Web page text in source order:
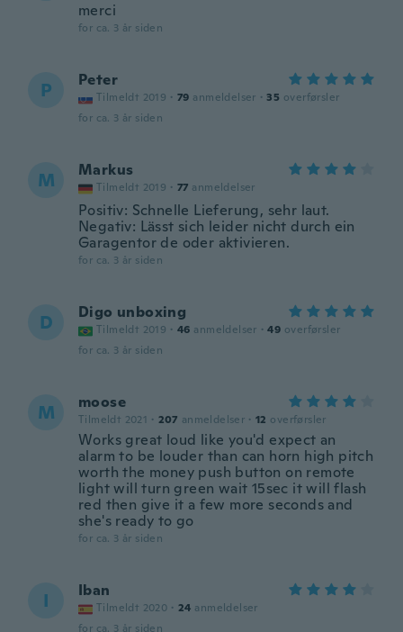
merci
for ca. 3 år siden
P Peter
Tilmeldt 2019 · 79 anmeldelser · 35 overførsler
for ca. 3 år siden
M Markus
Tilmeldt 2019 · 77 anmeldelser
Positiv: Schnelle Lieferung, sehr laut.
Negativ: Lässt sich leider nicht durch ein
Garagentor de oder aktivieren.
for ca. 3 år siden
D Digo unboxing
Tilmeldt 2019 · 46 anmeldelser · 49 overførsler
for ca. 3 år siden
M moose
Tilmeldt 2021 · 207 anmeldelser · 12 overførsler
Works great loud like you'd expect an
alarm to be louder than can horn high pitch
worth the money push button on remote
light will turn green wait 15sec it will flash
red then give it a few more seconds and
she's ready to go
for ca. 3 år siden
I Iban
Tilmeldt 2020 · 24 anmeldelser
for ca. 3 år siden